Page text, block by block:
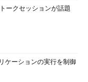
ークセッションが話題
ケーションの実行を制御